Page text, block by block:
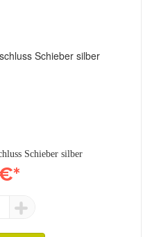
Schieber silber